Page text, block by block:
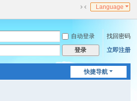
到
窄
版
Language
自动登录
找回密码
登录 立即注册
快捷导航